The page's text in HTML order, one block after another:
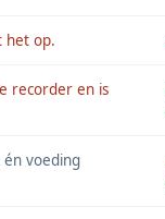
het op.
recorder en is
voeding